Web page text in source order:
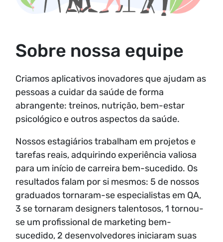
Sobre nossa equipe
Criamos aplicativos inovadores que ajudam as
pessoas a cuidar da saúde de forma
abrangente: treinos, nutrição, bem-estar
psicológico e outros aspectos da saúde.
Nossos estagiários trabalham em projetos e
tarefas reais, adquirindo experiência valiosa
para um início de carreira bem-sucedido. Os
resultados falam por si mesmos: 5 de nossos
graduados tornaram-se especialistas em QA,
3 se tornaram designers talentosos, 1 tornou-
se um profissional de marketing bem-
sucedido, 2 desenvolvedores iniciaram suas